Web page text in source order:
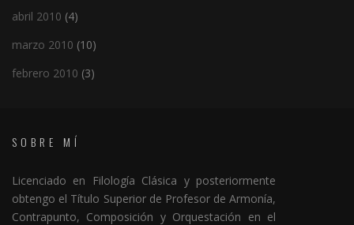
abril 2010 (4)
marzo 2010 (10)
febrero 2010 (3)
SOBRE MÍ
Licenciado en Filología Clásica y posteriormente
obtengo el Título Superior de Profesor de Armonía,
Contrapunto, Composición y Orquestación en el